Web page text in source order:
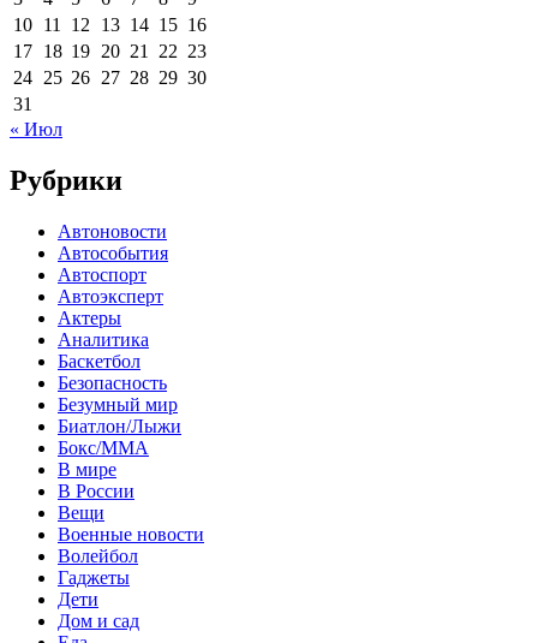
10 11 12 13 14 15 16
17 18 19 20 21 22 23
24 25 26 27 28 29 30
31
« Июл
Рубрики
Автоновости
Автособытия
Автоспорт
Автоэксперт
Актеры
Аналитика
Баскетбол
Безопасность
Безумный мир
Биатлон/Лыжи
Бокс/MMA
В мире
В России
Вещи
Военные новости
Волейбол
Гаджеты
Дети
Дом и сад